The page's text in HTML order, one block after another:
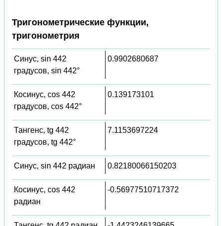
Тригонометрические функции,
тригонометрия
Синус, sin 442
градусов, sin 442°
0.9902680687
Косинус, cos 442
градусов, cos 442°
0.139173101
Тангенс, tg 442
градусов, tg 442°
7.1153697224
Синус, sin 442 радиан 0.82180066150203
Косинус, cos 442
радиан
-0.56977510717372